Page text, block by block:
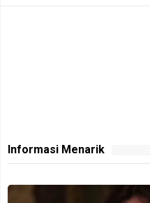
Informasi Menarik